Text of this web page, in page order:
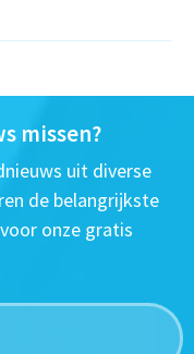
missen?
uit diverse
de belangrijkste
onze gratis